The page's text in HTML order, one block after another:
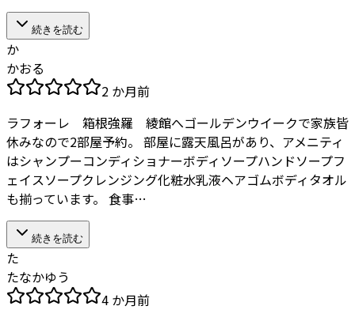
続きを読む
か
かおる
2 か月前
ラフォーレ 箱根強羅 綾館へゴールデンウイークで家族皆
休みなので2部屋予約。 部屋に露天風呂があり、アメニティ
はシャンプーコンディショナーボディソープハンドソープフ
ェイスソープクレンジング化粧水乳液ヘアゴムボディタオル
も揃っています。 食事…
続きを読む
た
たなかゆう
4 か月前